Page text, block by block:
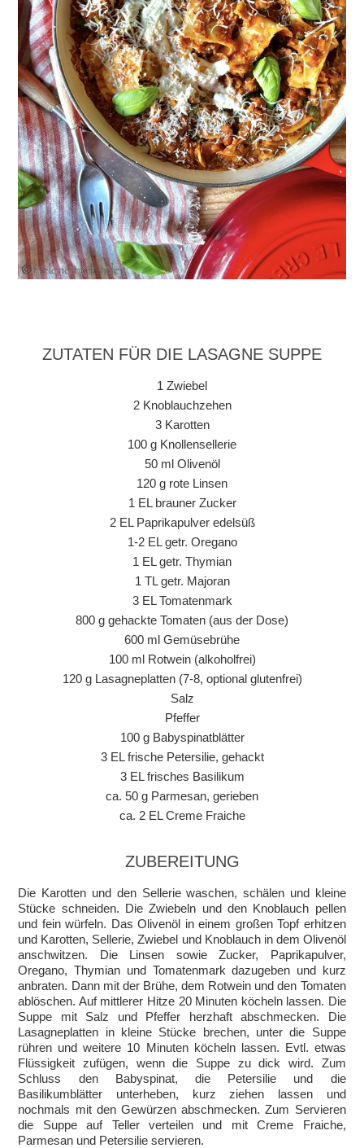
ZUTATEN FÜR DIE LASAGNE SUPPE
1 Zwiebel
2 Knoblauchzehen
3 Karotten
100 g Knollensellerie
50 ml Olivenöl
120 g rote Linsen
1 EL brauner Zucker
2 EL Paprikapulver edelsüß
1-2 EL getr. Oregano
1 EL getr. Thymian
1 TL getr. Majoran
3 EL Tomatenmark
800 g gehackte Tomaten (aus der Dose)
600 ml Gemüsebrühe
100 ml Rotwein (alkoholfrei)
120 g Lasagneplatten (7-8, optional glutenfrei)
Salz
Pfeffer
100 g Babyspinatblätter
3 EL frische Petersilie, gehackt
3 EL frisches Basilikum
ca. 50 g Parmesan, gerieben
ca. 2 EL Creme Fraiche
ZUBEREITUNG
Die Karotten und den Sellerie waschen, schälen und kleine
Stücke schneiden. Die Zwiebeln und den Knoblauch pellen
und fein würfeln. Das Olivenöl in einem großen Topf erhitzen
und Karotten, Sellerie, Zwiebel und Knoblauch in dem Olivenöl
anschwitzen. Die Linsen sowie Zucker, Paprikapulver,
Oregano, Thymian und Tomatenmark dazugeben und kurz
anbraten. Dann mit der Brühe, dem Rotwein und den Tomaten
ablöschen. Auf mittlerer Hitze 20 Minuten köcheln lassen. Die
Suppe mit Salz und Pfeffer herzhaft abschmecken. Die
Lasagneplatten in kleine Stücke brechen, unter die Suppe
rühren und weitere 10 Minuten köcheln lassen. Evtl. etwas
Flüssigkeit zufügen, wenn die Suppe zu dick wird. Zum
Schluss den Babyspinat, die Petersilie und die
Basilikumblätter unterheben, kurz ziehen lassen und
nochmals mit den Gewürzen abschmecken. Zum Servieren
die Suppe auf Teller verteilen und mit Creme Fraiche,
Parmesan und Petersilie servieren.